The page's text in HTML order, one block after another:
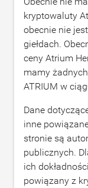
kryptowaluty
obecnie nie
giełdach.
ceny Atrium
mamy
ATRIUM w
Dane
inne
stronie są
publicznych.
ich
powiązany z